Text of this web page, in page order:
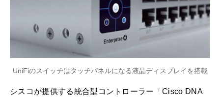
UniFiのスイッチはタッチパネルになる液晶ディスプレイを搭載
シスコが提供する統合型コントローラー「Cisco DNA